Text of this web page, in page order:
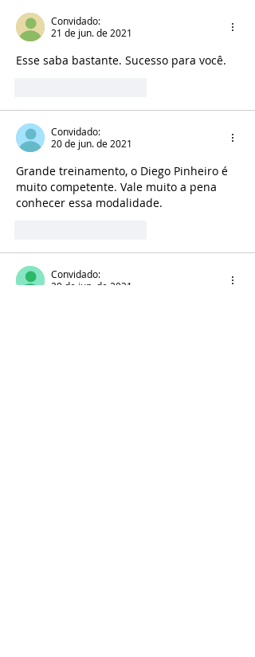
Convidado:
21 de jun. de 2021
Esse saba bastante. Sucesso para você.
Convidado:
20 de jun. de 2021
Grande treinamento, o Diego Pinheiro é
muito competente. Vale muito a pena
conhecer essa modalidade.
Convidado:
20 de jun. de 2021